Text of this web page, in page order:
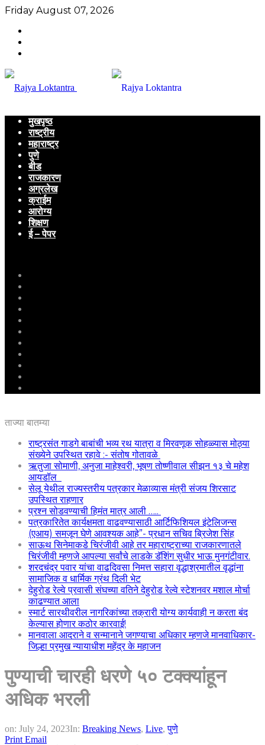
Friday August 07, 2026
मुखपृष्ठ
राष्ट्रीय
महाराष्ट्र
पुणे
बीड
राजकारण
अग्रलेख
क्राईम
आरोग्य
शिक्षण
ई – पेपर
ताज्या बातम्या
राष्ट्रसंत गाडगे बाबांची भव्य रथ यात्रा व मिरवणूक सोहळ्यास मोठ्या
संख्येने उपस्थित रहावे :- संतोष गोतावळे
ऋतुजा सोमाणी, अनुजा माहेश्वरी, भूषण तोष्णीवाल सीझन १३ चे महेश
आयडॉल
सेलू येथील राज्यस्तरीय पत्रकार मेळाव्यास मंत्री संजय शिरसाट
उपस्थित राहणार
प्रश्न सोडवण्याची हिमंत मात्र आली …..
पत्रकारितेत कार्यक्षमता वाढवण्यासाठी आर्टिफिशियल इंटेलिजन्स
(एआय) समजून घेणे आवश्यक आहे”- प्रधान सचिव ब्रिजेश सिंह
साऊथ सिनेमाकडे चिरंजीवी आहे तर महाराष्ट्राच्या राजकारणातले
चिरंजीवी म्हणजे आपल्या सर्वांचे लाडके डॅशिंग सुधीर भाऊ मुनगंटीवार.
शरदचंद्र पवार यांचा वाढदिवसा निमत्त सहारा वृद्धाश्रमातील वृद्धांना
सामाजिक व धार्मिक ग्रंथ दिली भेट
देहुरोड रेल्वे प्रवासी संघच्या वतिने देहुरोड रेल्वे स्टेशनवर मशाल मोर्चा
काढण्यात आला
स्मार्ट सारथीवरील नागरिकांच्या तक्रारी योग्य कार्यवाही न करता बंद
केल्यास होणार कठोर कारवाई!
मानवाला आदराने व सन्मानाने जगण्याचा अधिकार म्हणजे मानवाधिकार-
जिल्हा प्रमुख न्यायाधीश महेंद्र के महाजन
पुण्याची चारही धरणे ५० टक्क्यांहून
अधिक भरली
on: July 24, 2023In: Breaking News, Live,पुणे
Print Email